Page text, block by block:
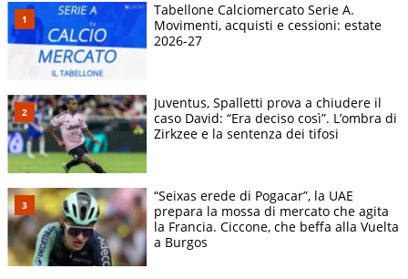
Tabellone Calciomercato Serie A.
Movimenti, acquisti e cessioni: estate
2026-27
Juventus, Spalletti prova a chiudere il
caso David: “Era deciso così”. L’ombra di
Zirkzee e la sentenza dei tifosi
“Seixas erede di Pogacar”, la UAE
prepara la mossa di mercato che agita
la Francia. Ciccone, che beffa alla Vuelta
a Burgos